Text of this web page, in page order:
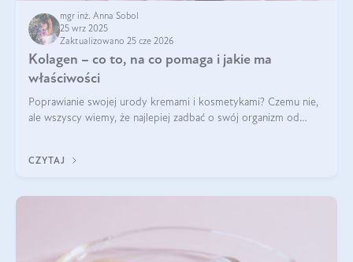
mgr inż. Anna Sobol
25 wrz 2025
Zaktualizowano 25 cze 2026
Kolagen – co to, na co pomaga i jakie ma
właściwości
Poprawianie swojej urody kremami i kosmetykami? Czemu nie,
ale wszyscy wiemy, że najlepiej zadbać o swój organizm od
wysokiej jakości suplem
CZYTAJ